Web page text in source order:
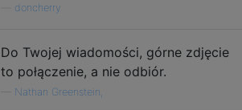
doncherry
Do Twojej wiadomości, górne zdjęcie
to połączenie, a nie odbiór.
Nathan Greenstein,